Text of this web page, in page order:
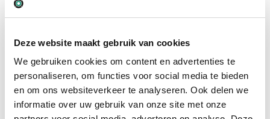
Deze website maakt gebruik van cookies
We gebruiken cookies om content en advertenties te
personaliseren, om functies voor social media te bieden
en om ons websiteverkeer te analyseren. Ook delen we
informatie over uw gebruik van onze site met onze
Snelle levering
Snel naar
Meer informatie
Meer informatie